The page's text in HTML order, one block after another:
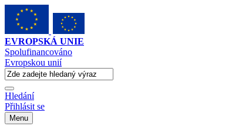
EVROPSKÁ UNIE
Spolufinancováno
Evropskou unií
Hledání
Přihlásit se
Menu